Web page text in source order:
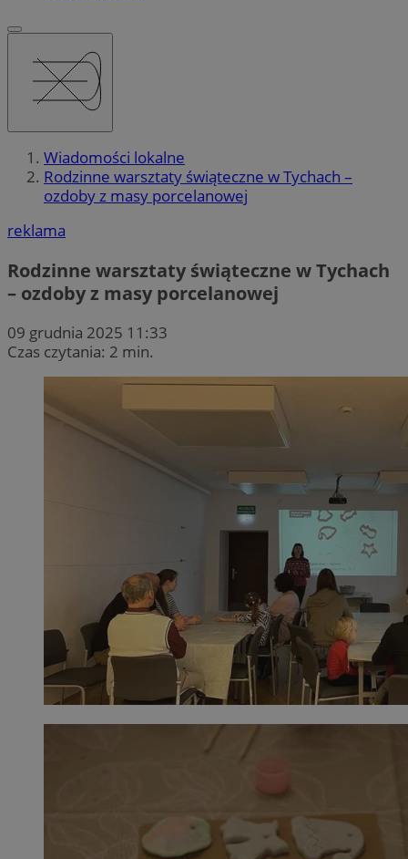
Wiadomości lokalne
Rodzinne warsztaty świąteczne w Tychach –
ozdoby z masy porcelanowej
reklama
Rodzinne warsztaty świąteczne w Tychach
– ozdoby z masy porcelanowej
09 grudnia 2025 11:33
Czas czytania: 2 min.